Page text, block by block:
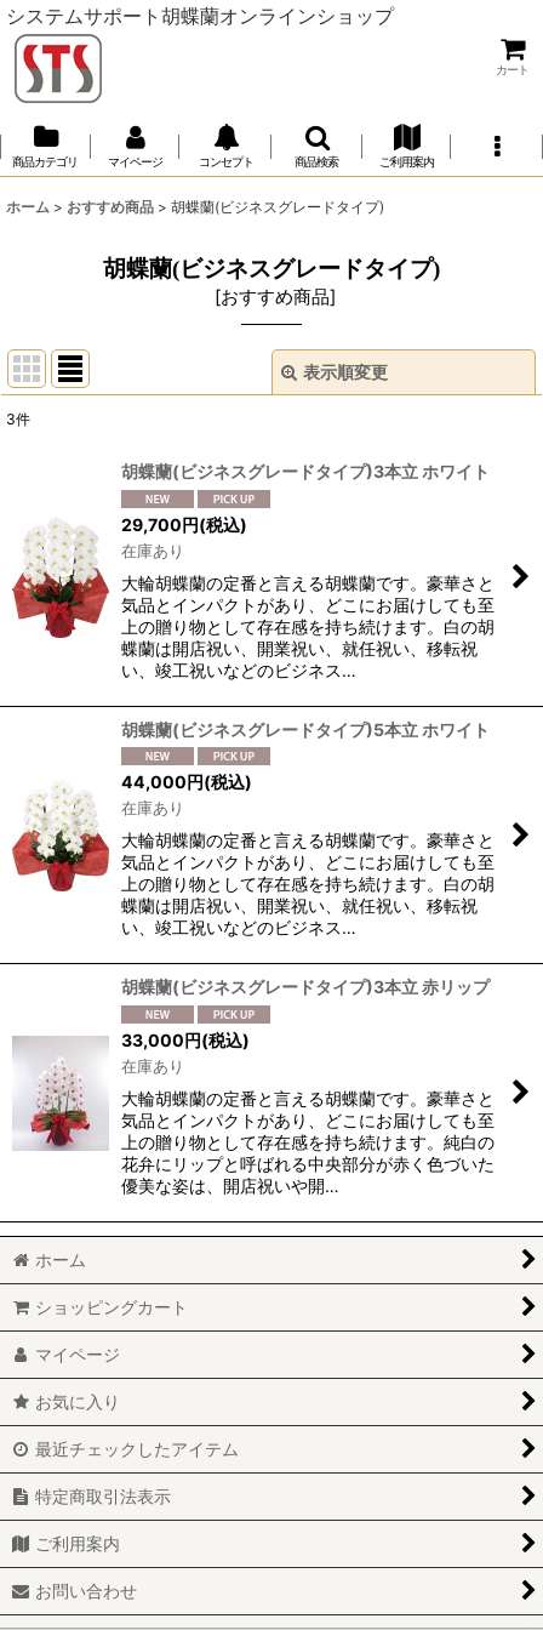
システムサポート胡蝶蘭オンラインショップ
カート
商品カテゴリ マイページ コンセプト 商品検索 ご利用案内
ホーム > おすすめ商品 > 胡蝶蘭(ビジネスグレードタイプ)
胡蝶蘭(ビジネスグレードタイプ)
[おすすめ商品]
表示順変更
絞り込む
3件
胡蝶蘭(ビジネスグレードタイプ)3本立 ホワイト
29,700円(税込)
在庫あり
大輪胡蝶蘭の定番と言える胡蝶蘭です。豪華さと
気品とインパクトがあり、どこにお届けしても至
上の贈り物として存在感を持ち続けます。白の胡
蝶蘭は開店祝い、開業祝い、就任祝い、移転祝
い、竣工祝いなどのビジネス…
胡蝶蘭(ビジネスグレードタイプ)5本立 ホワイト
44,000円(税込)
在庫あり
大輪胡蝶蘭の定番と言える胡蝶蘭です。豪華さと
気品とインパクトがあり、どこにお届けしても至
上の贈り物として存在感を持ち続けます。白の胡
蝶蘭は開店祝い、開業祝い、就任祝い、移転祝
い、竣工祝いなどのビジネス…
胡蝶蘭(ビジネスグレードタイプ)3本立 赤リップ
33,000円(税込)
在庫あり
大輪胡蝶蘭の定番と言える胡蝶蘭です。豪華さと
気品とインパクトがあり、どこにお届けしても至
上の贈り物として存在感を持ち続けます。純白の
花弁にリップと呼ばれる中央部分が赤く色づいた
優美な姿は、開店祝いや開…
ホーム
ショッピングカート
マイページ
お気に入り
最近チェックしたアイテム
特定商取引法表示
ご利用案内
お問い合わせ